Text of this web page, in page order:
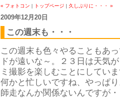
« フォトコン | トップページ | 久しぶりに・・・ »
2009年12月20日
この週末も・・・
この週末も色々やることもあ
ドが遠いな～。２３日は天気
ミ撮影を楽しむことにしてい
何かと忙しいですね、やっぱ
師走なんか関係ないんですが